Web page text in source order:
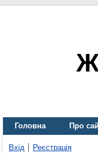
Головна Про
Вхід Реєстрація